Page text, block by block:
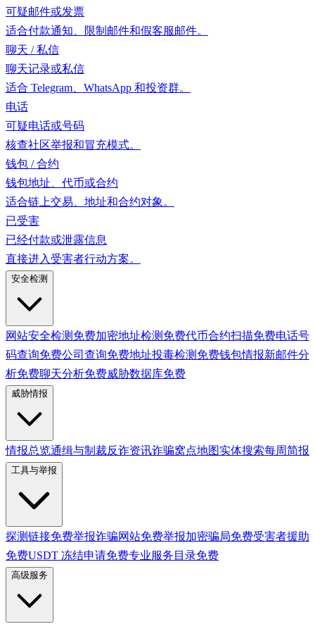
可疑邮件或发票
适合付款通知、限制邮件和假客服邮件。
聊天 / 私信
聊天记录或私信
适合 Telegram、WhatsApp 和投资群。
电话
可疑电话或号码
核查社区举报和冒充模式。
钱包 / 合约
钱包地址、代币或合约
适合链上交易、地址和合约对象。
已受害
已经付款或泄露信息
直接进入受害者行动方案。
安全检测
网站安全检测 免费加密地址检测 免费代币合约扫描免费电话号
码查询免费公司查询免费地址投毒检测 免费钱包情报新邮件分
析免费聊天分析免费威胁数据库免费
威胁情报
情报总览通缉与制裁反诈资讯诈骗窝点地图实体搜索每周简报
工具与举报
探测链接免费举报诈骗网站免费举报加密骗局免费受害者援助
免费USDT 冻结申请免费专业服务目录免费
高级服务